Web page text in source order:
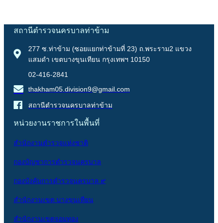
สถานีตำรวจนครบาลท่าข้าม
277 ซ.ท่าข้าม (ซอยแยกท่าข้ามที่ 23) ถ.พระราม2 แขวง
แสมดำ เขตบางขุนเทียน กรุงเทพฯ 10150
02-416-2841
thakham05.division9@gmail.com
สถานีตำรวจนครบาลท่าข้าม
หน่วยงานราชการในพื้นที่
สำนักงานตำรวจแห่งชาติ
กองบัญชาการตำรวจนครบาล
กองบังคับการตำรวจนครบาล ๙
สำนักงานเขต บางขุนเทียน
สำนักงานเขตจอมทอง